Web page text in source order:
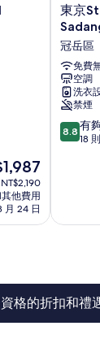
他費用
月 24 日
東
京
Stay
Passport
Ryokan
首
爾
Sadang
旅
館
東京
冠岳區
免費
空調
洗衣
禁煙
8.8
分，
夠
評
論
8.8 有
18
格的折扣和禮